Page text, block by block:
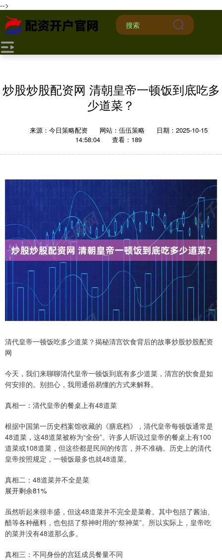
-->
炒股炒股配资网 清朝皇帝一顿饭到底吃多
少道菜？
来源：今日策略配资 网站：伍伍策略
日期：2025-10-15
14:58:04
查看：189
清代皇帝一顿饭吃多少道菜？揭秘清宫饮食背后的故事炒股炒股配资
网
今天，我们来聊聊清代皇帝一顿饭到底有多少道菜，清宫的饮食是如
何安排的。别担心，我用通俗易懂的方式来解释。
真相一：清代皇帝的餐桌上有48道菜
根据中国第一历史档案馆收藏的《膳底档》，清代皇帝每顿饭通常是
48道菜，这48道菜被称为“全份”。许多人听说过皇帝的餐桌上有100
道菜或108道菜，但这些都是民间的传言，并不准确。历史上的清代
皇帝按照规定，一顿饭最多也就48道菜。
真相二：48道菜并不全是菜
展开剩余81%
虽然听起来很丰盛，但这48道菜并不完全是菜肴。其中包括了酱油、
醋等各种蘸料，也包括了祭神时用的“祭神菜”。所以实际上，皇帝吃
的菜并没有48道那么多。
真相三：不同身份的宫廷成员餐量不同